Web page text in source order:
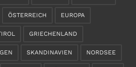
ÖSTERREICH EUROPA
GRIECHENLAND
SKANDINAVIEN NORDSEE